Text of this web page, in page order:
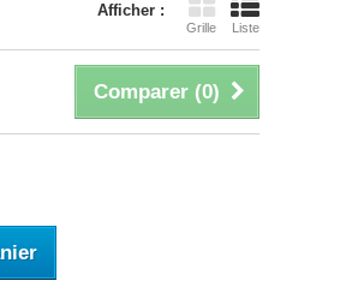
Afficher :
Grille Liste
Comparer (0)